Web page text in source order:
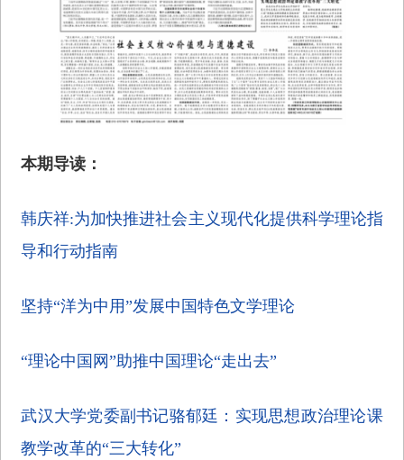
本期导读：
韩庆祥:为加快推进社会主义现代化提供科学理论指
导和行动指南
坚持“洋为中用”发展中国特色文学理论
“理论中国网”助推中国理论“走出去”
武汉大学党委副书记骆郁廷：实现思想政治理论课
教学改革的“三大转化”